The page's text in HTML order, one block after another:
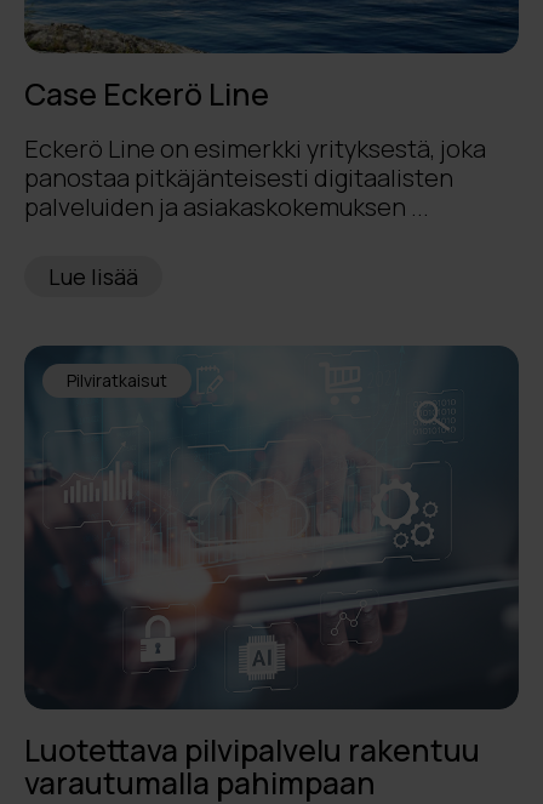
Case Eckerö Line
Eckerö Line on esimerkki yrityksestä, joka
panostaa pitkäjänteisesti digitaalisten
palveluiden ja asiakaskokemuksen ...
Lue lisää
Pilviratkaisut
Luotettava pilvipalvelu rakentuu
varautumalla pahimpaan